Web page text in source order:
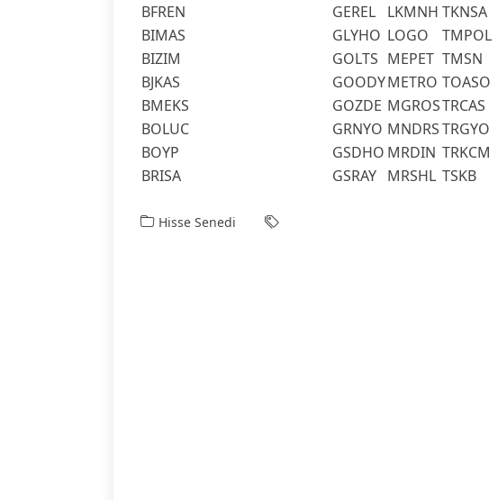
BFREN
GEREL LKMNH TKNSA
BIMAS
GLYHO LOGO
TMPOL
BIZIM
GOLTS MEPET TMSN
BJKAS
GOODYMETRO TOASO
BMEKS
GOZDE MGROSTRCAS
BOLUC
GRNYO MNDRSTRGYO
BOYP
GSDHO MRDIN TRKCM
BRISA
GSRAY MRSHL TSKB
Hisse Senedi